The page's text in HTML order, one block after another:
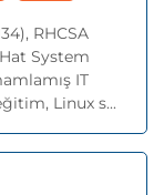
RHCSA
System
IT
Linux s...